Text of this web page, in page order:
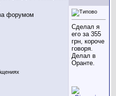
Сделал я
его за 355
грн, короче
говоря.
Делал в
Оранте.